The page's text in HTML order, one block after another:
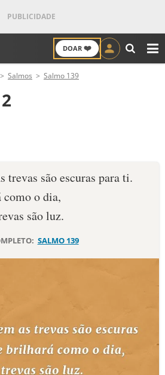
DOAR ❤️
Salmos Salmo 139
trevas são escuras para ti.
o dia,
são luz.
SALMO 139